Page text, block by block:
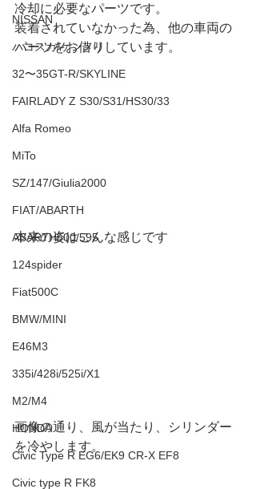
NISSAN
ハコスカ/ケンメリ
32〜35GT-R/SKYLINE
FAIRLADY Z S30/S31/HS30/33
Alfa Romeo
MiTo
SZ/147/Giulia2000
FIAT/ABARTH
ABARTH500/595
124spider
Fiat500C
BMW/MINI
E46M3
335i/428i/525i/X1
M2/M4
HONDA
Civic Type R EG6/EK9 CR-X EF8
Civic type R FK8
冷却に必要なパーツです。
装着されていなかった為、他の車両の
パーツをお借りしています。
本来の姿はこんな感じです
画像の通り、風が当たり、シリンダー
を冷やします。